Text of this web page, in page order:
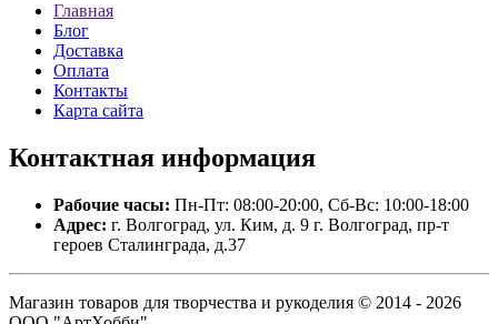
Главная
Блог
Доставка
Оплата
Контакты
Карта сайта
Контактная информация
Рабочие часы: Пн-Пт: 08:00-20:00, Сб-Вс: 10:00-18:00
Адрес: г. Волгоград, ул. Ким, д. 9 г. Волгоград, пр-т
героев Сталинграда, д.37
Магазин товаров для творчества и рукоделия © 2014 - 2026